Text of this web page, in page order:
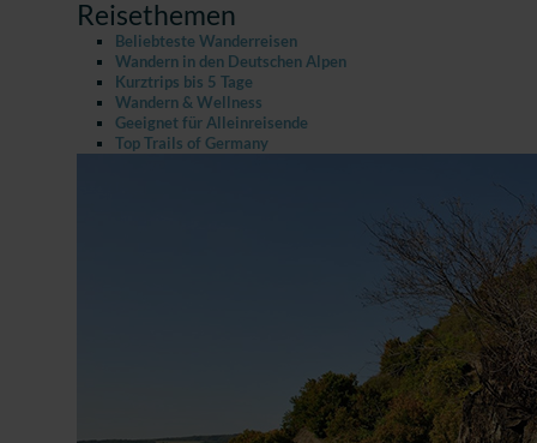
Reisethemen
Beliebteste Wanderreisen
Wandern in den Deutschen Alpen
Kurztrips bis 5 Tage
Wandern & Wellness
Geeignet für Alleinreisende
Top Trails of Germany